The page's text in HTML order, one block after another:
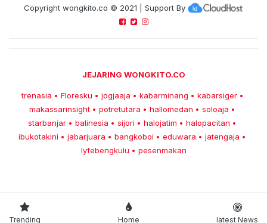
Copyright wongkito.co © 2021 | Support By
JEJARING WONGKITO.CO
trenasia • Floresku • jogjaaja • kabarminang • kabarsiger •
makassarinsight • potretutara • hallomedan • soloaja •
starbanjar • balinesia • sijori • halojatim • halopacitan •
ibukotakini • jabarjuara • bangkoboi • eduwara • jatengaja •
lyfebengkulu • pesenmakan
Trending Home latest News